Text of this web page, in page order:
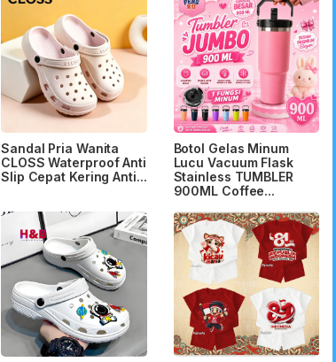
Sandal Pria Wanita
CLOSS Waterproof Anti
Slip Cepat Kering Anti...
Botol Gelas Minum
Lucu Vacuum Flask
Stainless TUMBLER
900ML Coffee...